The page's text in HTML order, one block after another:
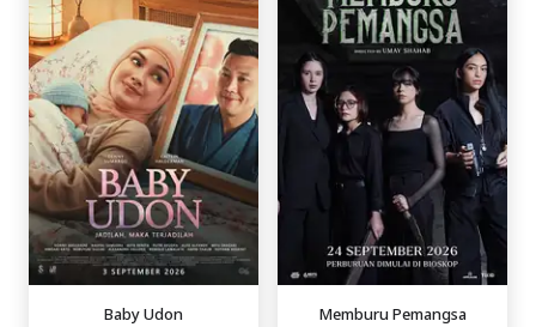
Baby Udon Memburu Pemangsa